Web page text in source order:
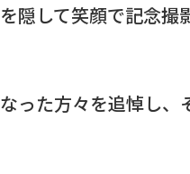
隠して笑顔で記念撮
った方々を追悼し、